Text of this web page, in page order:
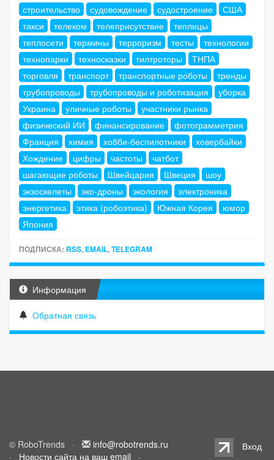
строительство
судовождение судостроение
США
такси
телеком телеприсутствие
теплицы
теплосети
термины терроризм тесты
технологии
технопарки
техносказки тилтроторы
ТНПА
торговля
транспорт транспортные роботы
тренды
трубопроводы
трубопроводы и роботизация
уборка
Украина
уличные роботы
участники рынка
физический ИИ
финансирование
фотограмметрия
Франция
химия хобби-беспилотники
ховербайки
Хождение
цифры частоты
чатбот
шагающие роботы
Швейцария Швеция
шоу
экзоскелеты
эко-дроны экология
электроника
энергетика
этика (робоэтика) Южная Корея
юмор
Япония
ПОДПИСКА: RSS, EMAIL,TELEGRAM
Информация
Обратная связь
© RoboTrends ·
info@robotrends.ru
· Новости сайта на ваш email ·
Вход